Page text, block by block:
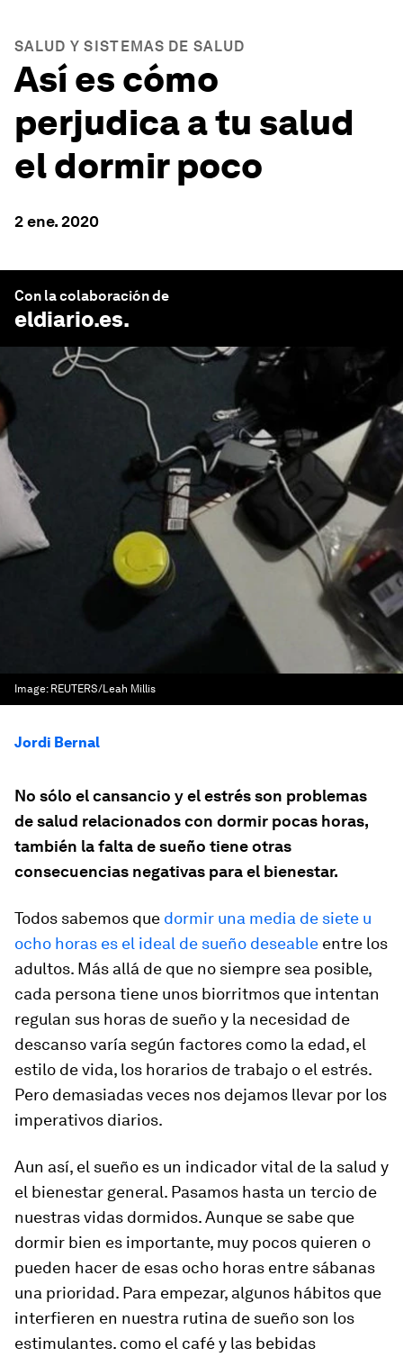
SALUD Y SISTEMAS DE SALUD
Así es cómo
perjudica a tu salud
el dormir poco
2 ene. 2020
Con la colaboración de
eldiario.es.
Image: REUTERS/Leah Millis
Jordi Bernal
No sólo el cansancio y el estrés son problemas
de salud relacionados con dormir pocas horas,
también la falta de sueño tiene otras
consecuencias negativas para el bienestar.
Todos sabemos que dormir una media de siete u
ocho horas es el ideal de sueño deseable entre los
adultos. Más allá de que no siempre sea posible,
cada persona tiene unos biorritmos que intentan
regulan sus horas de sueño y la necesidad de
descanso varía según factores como la edad, el
estilo de vida, los horarios de trabajo o el estrés.
Pero demasiadas veces nos dejamos llevar por los
imperativos diarios.
Aun así, el sueño es un indicador vital de la salud y
el bienestar general. Pasamos hasta un tercio de
nuestras vidas dormidos. Aunque se sabe que
dormir bien es importante, muy pocos quieren o
pueden hacer de esas ocho horas entre sábanas
una prioridad. Para empezar, algunos hábitos que
interfieren en nuestra rutina de sueño son los
estimulantes. como el café y las bebidas